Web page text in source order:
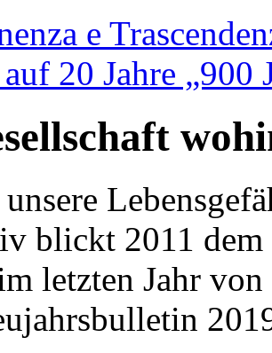
e
20 Jahre „900
unsere
blickt 2011
letzten Jahr